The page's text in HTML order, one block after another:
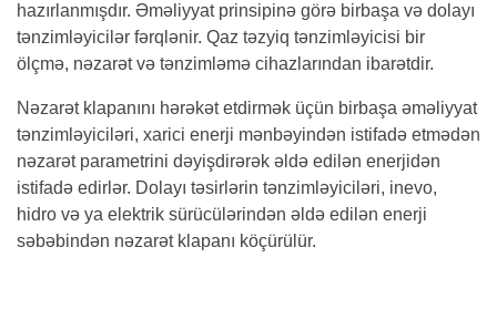
hazırlanmışdır. Əməliyyat prinsipinə görə birbaşa və dolayı
tənzimləyicilər fərqlənir. Qaz təzyiq tənzimləyicisi bir
ölçmə, nəzarət və tənzimləmə cihazlarından ibarətdir.
Nəzarət klapanını hərəkət etdirmək üçün birbaşa əməliyyat
tənzimləyiciləri, xarici enerji mənbəyindən istifadə etmədən
nəzarət parametrini dəyişdirərək əldə edilən enerjidən
istifadə edirlər. Dolayı təsirlərin tənzimləyiciləri, inevo,
hidro və ya elektrik sürücülərindən əldə edilən enerji
səbəbindən nəzarət klapanı köçürülür.